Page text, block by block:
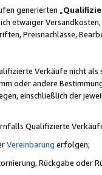
generierten „
etwaiger
Preisnachlässe,
Verkäufe nicht
oder andere
einschließlich der
Qualifizierte
Vereinbarung erfolgen;
Rückgabe oder